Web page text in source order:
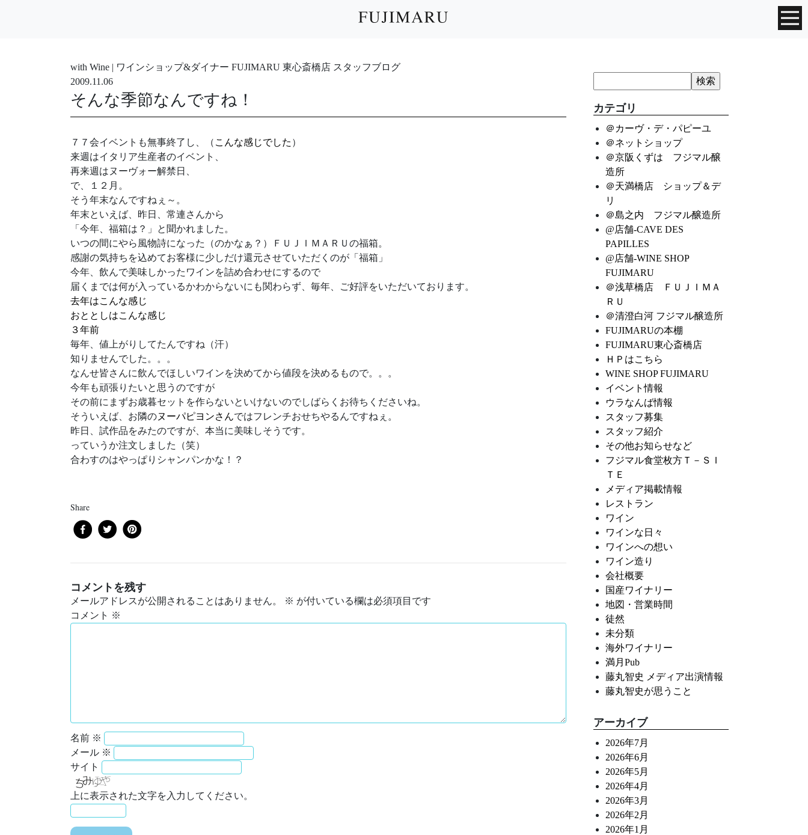
with Wine | ワインショップ&ダイナー FUJIMARU 東心斎橋店 スタッフブログ
2009.11.06
そんな季節なんですね！
７７会イベントも無事終了し、（ こんな感じでした ）
来週はイタリア生産者のイベント、
再来週はヌーヴォー解禁日、
で、１２月。
そう年末なんですねぇ～。
年末といえば、昨日、常連さんから
「今年、福箱は？」と聞かれました。
いつの間にやら風物詩になった（のかなぁ？）ＦＵＪＩＭＡＲＵの福箱。
感謝の気持ちを込めてお客様に少しだけ還元させていただくのが「福箱」
今年、飲んで美味しかったワインを詰め合わせにするので
届くまでは何が入っているかわからないにも関わらず、毎年、ご好評をいただいております。
去年はこんな感じ
おととしはこんな感じ
３年前
毎年、値上がりしてたんですね（汗）
知りませんでした。。。
なんせ皆さんに飲んでほしいワインを決めてから値段を決めるもので。。。
今年も頑張りたいと思うのですが
その前にまずお歳暮セットを作らないといけないのでしばらくお待ちくださいね。
そういえば、お隣のヌーパピヨンさんではフレンチおせちやるんですねぇ。
昨日、試作品をみたのですが、本当に美味しそうです。
っていうか注文しました（笑）
合わすのはやっぱりシャンパンかな！？
Share
コメントを残す
メールアドレスが公開されることはありません。 ※ が付いている欄は必須項目です
コメント ※
名前 ※
メール ※
サイト
上に表示された文字を入力してください。
カテゴリ
＠カーヴ・デ・パピーユ
＠ネットショップ
＠京阪くずは フジマル醸
造所
＠天満橋店 ショップ＆デ
リ
＠島之内 フジマル醸造所
@店舗-CAVE DES
PAPILLES
@店舗-WINE SHOP
FUJIMARU
＠浅草橋店 ＦＵＪＩＭＡ
ＲＵ
＠清澄白河 フジマル醸造所
FUJIMARUの本棚
FUJIMARU東心斎橋店
ＨＰはこちら
WINE SHOP FUJIMARU
イベント情報
ウラなんば情報
スタッフ募集
スタッフ紹介
その他お知らせなど
フジマル食堂枚方Ｔ－ＳＩ
ＴＥ
メディア掲載情報
レストラン
ワイン
ワインな日々
ワインへの想い
ワイン造り
会社概要
国産ワイナリー
地図・営業時間
徒然
未分類
海外ワイナリー
満月Pub
藤丸智史 メディア出演情報
藤丸智史が思うこと
アーカイブ
2026年7月
2026年6月
2026年5月
2026年4月
2026年3月
2026年2月
2026年1月